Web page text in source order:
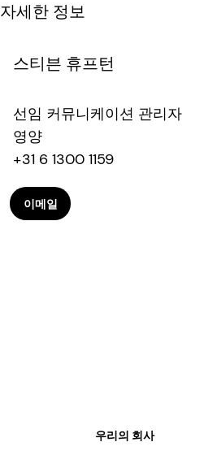
자세한 정보
스티븐 휴프턴
선임 커뮤니케이션 관리자
영양
+31 6 1300 1159
이메일
우리의 회사